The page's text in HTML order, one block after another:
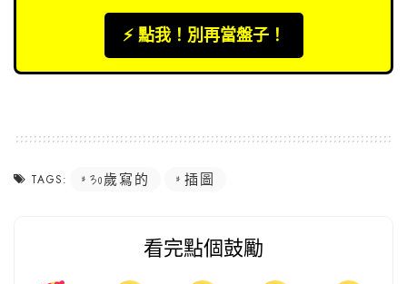
⚡️ 點我！別再當盤子！
TAGS: 30歲寫的 插圖
看完點個鼓勵